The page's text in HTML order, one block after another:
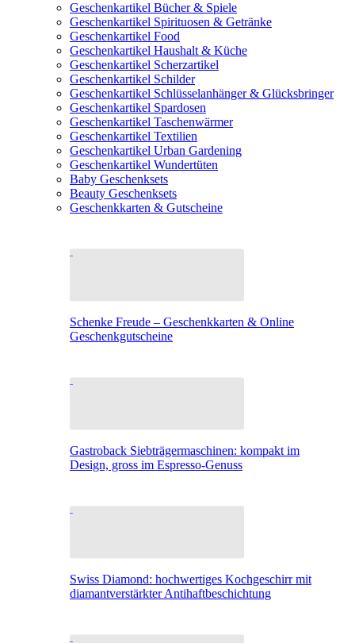
Geschenkartikel Bücher & Spiele
Geschenkartikel Spirituosen & Getränke
Geschenkartikel Food
Geschenkartikel Haushalt & Küche
Geschenkartikel Scherzartikel
Geschenkartikel Schilder
Geschenkartikel Schlüsselanhänger & Glücksbringer
Geschenkartikel Spardosen
Geschenkartikel Taschenwärmer
Geschenkartikel Textilien
Geschenkartikel Urban Gardening
Geschenkartikel Wundertüten
Baby Geschenksets
Beauty Geschenksets
Geschenkkarten & Gutscheine
Schenke Freude – Geschenkkarten & Online
Geschenkgutscheine
Gastroback Siebträgermaschinen: kompakt im
Design, gross im Espresso-Genuss
Swiss Diamond: hochwertiges Kochgeschirr mit
diamantverstärkter Antihaftbeschichtung